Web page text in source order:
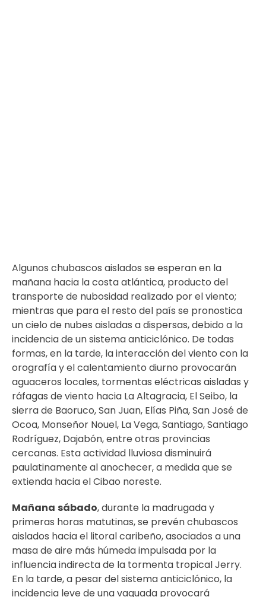
Algunos chubascos aislados se esperan en la
mañana hacia la costa atlántica, producto del
transporte de nubosidad realizado por el viento;
mientras que para el resto del país se pronostica
un cielo de nubes aisladas a dispersas, debido a la
incidencia de un sistema anticiclónico. De todas
formas, en la tarde, la interacción del viento con la
orografía y el calentamiento diurno provocarán
aguaceros locales, tormentas eléctricas aisladas y
ráfagas de viento hacia La Altagracia, El Seibo, la
sierra de Baoruco, San Juan, Elías Piña, San José de
Ocoa, Monseñor Nouel, La Vega, Santiago, Santiago
Rodríguez, Dajabón, entre otras provincias
cercanas. Esta actividad lluviosa disminuirá
paulatinamente al anochecer, a medida que se
extienda hacia el Cibao noreste.
Mañana sábado, durante la madrugada y
primeras horas matutinas, se prevén chubascos
aislados hacia el litoral caribeño, asociados a una
masa de aire más húmeda impulsada por la
influencia indirecta de la tormenta tropical Jerry.
En la tarde, a pesar del sistema anticiclónico, la
incidencia leve de una vaguada provocará